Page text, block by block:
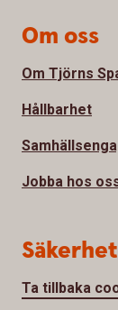
Om oss
Om Tjörns
Hållbarhet
Jobba hos
Ta tillbaka